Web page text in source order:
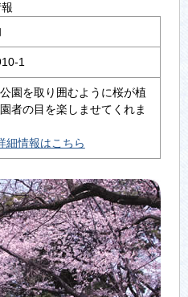
1
園を取り囲むように桜が植
者の目を楽しませてくれま
細情報はこちら